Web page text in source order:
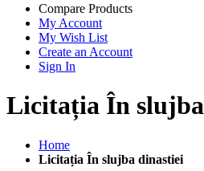
Compare Products
My Account
My Wish List
Create an Account
Sign In
Licitația În
Home
Licitația În slujba dinastiei